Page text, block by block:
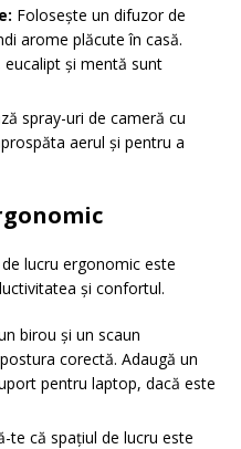
Folosește un difuzor de
arome plăcute în casă.
eucalipt și mentă sunt
spray-uri de cameră cu
aerul și pentru a
lucru ergonomic este
și confortul.
birou și un scaun
corectă. Adaugă un
pentru laptop, dacă este
te că spațiul de lucru este